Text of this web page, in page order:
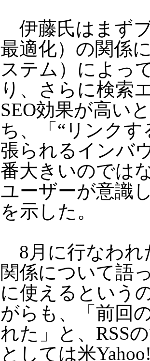
伊藤氏はまず
最適化）の関係
ステム）によっ
り、さらに検索
SEO効果が高い
ち、「“リンク
張られるインバ
番大きいのでは
ユーザーが意識
を示した。
8月に行なわれ
関係について語
に使えるという
がらも、「前回
れた」と、RSS
としては米